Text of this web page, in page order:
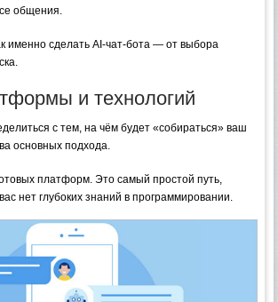
общения.
именно сделать AI-чат-бота — от выбора
и технологий
с тем, на чём будет «собираться» ваш
основных подхода.
платформ. Это самый простой путь,
нет глубоких знаний в программировании.